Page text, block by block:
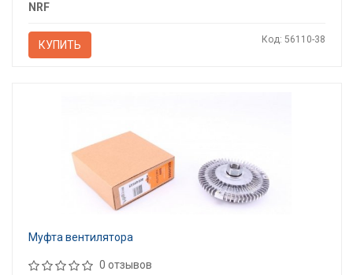
NRF
КУПИТЬ Код: 56110-38
Муфта вентилятора
0 отзывов